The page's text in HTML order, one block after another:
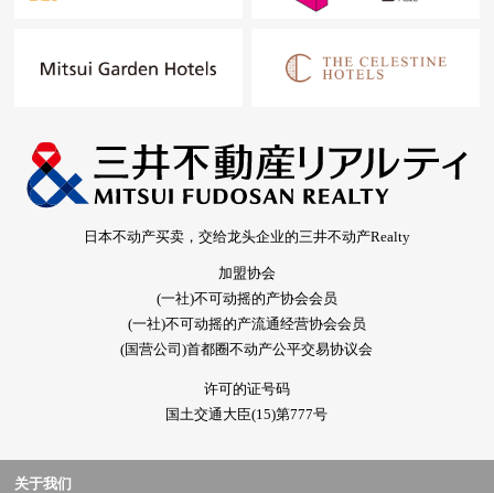
日本不动产买卖，交给龙头企业的三井不动产Realty
加盟协会
(一社)不可动摇的产协会会员
(一社)不可动摇的产流通经营协会会员
(国营公司)首都圈不动产公平交易协议会
许可的证号码
国土交通大臣(15)第777号
关于我们